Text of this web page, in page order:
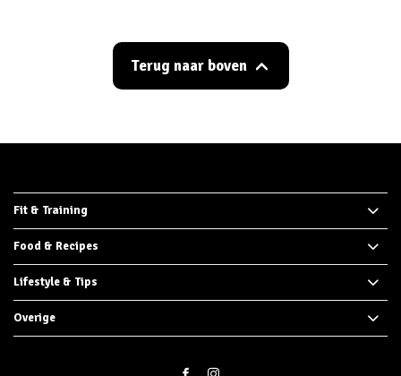
Terug naar boven
Fit & Training
Food & Recipes
Lifestyle & Tips
Overige